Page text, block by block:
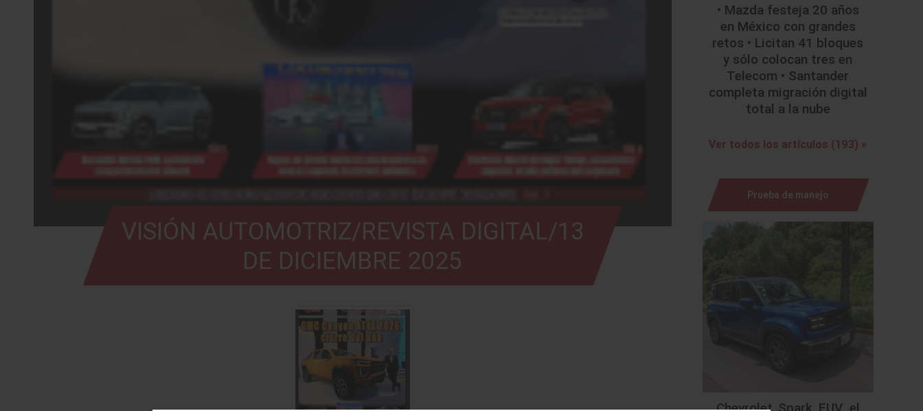
VISIÓN AUTOMOTRIZ/REVISTA DIGITAL/13
DE DICIEMBRE 2025
• Mazda festeja 20 años
en México con grandes
retos • Licitan 41 bloques
y sólo colocan tres en
Telecom • Santander
completa migración digital
total a la nube
Ver todos los artículos (193) »
Prueba de manejo